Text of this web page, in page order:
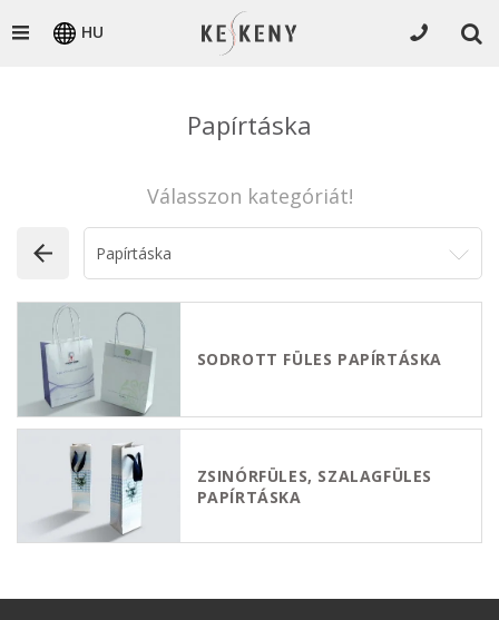
HU
Papírtáska
Válasszon kategóriát!
SODROTT FÜLES PAPÍRTÁSKA
ZSINÓRFÜLES, SZALAGFÜLES
PAPÍRTÁSKA